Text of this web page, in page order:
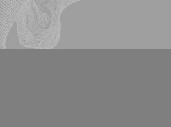
Billetterie